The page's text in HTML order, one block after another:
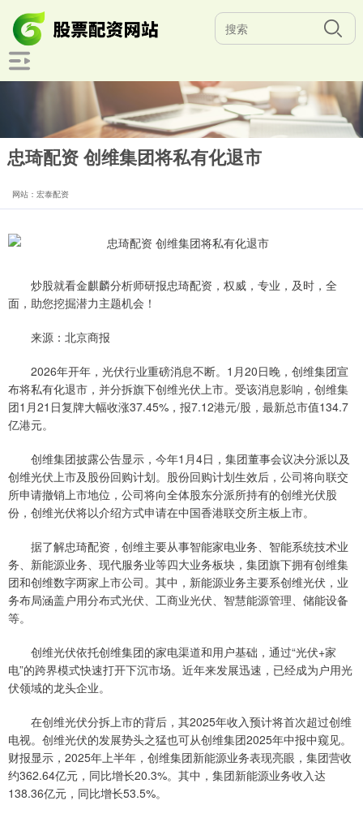
忠琦配资 创维集团将私有化退市
网站：宏泰配资
炒股就看金麒麟分析师研报忠琦配资，权威，专业，及时，全
面，助您挖掘潜力主题机会！
来源：北京商报
2026年开年，光伏行业重磅消息不断。1月20日晚，创维集团宣
布将私有化退市，并分拆旗下创维光伏上市。受该消息影响，创维集
团1月21日复牌大幅收涨37.45%，报7.12港元/股，最新总市值134.7
亿港元。
创维集团披露公告显示，今年1月4日，集团董事会议决分派以及
创维光伏上市及股份回购计划。股份回购计划生效后，公司将向联交
所申请撤销上市地位，公司将向全体股东分派所持有的创维光伏股
份，创维光伏将以介绍方式申请在中国香港联交所主板上市。
据了解忠琦配资，创维主要从事智能家电业务、智能系统技术业
务、新能源业务、现代服务业等四大业务板块，集团旗下拥有创维集
团和创维数字两家上市公司。其中，新能源业务主要系创维光伏，业
务布局涵盖户用分布式光伏、工商业光伏、智慧能源管理、储能设备
等。
创维光伏依托创维集团的家电渠道和用户基础，通过“光伏+家
电”的跨界模式快速打开下沉市场。近年来发展迅速，已经成为户用光
伏领域的龙头企业。
在创维光伏分拆上市的背后，其2025年收入预计将首次超过创维
电视。创维光伏的发展势头之猛也可从创维集团2025年中报中窥见。
财报显示，2025年上半年，创维集团新能源业务表现亮眼，集团营收
约362.64亿元，同比增长20.3%。其中，集团新能源业务收入达
138.36亿元，同比增长53.5%。